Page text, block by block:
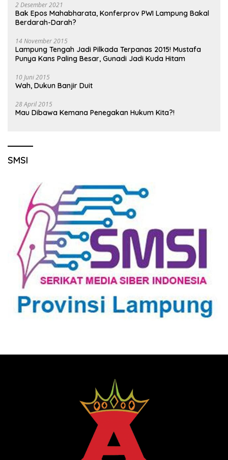
2 Desember 2021
Bak Epos Mahabharata, Konferprov PWI Lampung Bakal
Berdarah-Darah?
14 November 2015
Lampung Tengah Jadi Pilkada Terpanas 2015! Mustafa
Punya Kans Paling Besar, Gunadi Jadi Kuda Hitam
10 Juni 2015
Wah, Dukun Banjir Duit
28 April 2015
Mau Dibawa Kemana Penegakan Hukum Kita?!
SMSI